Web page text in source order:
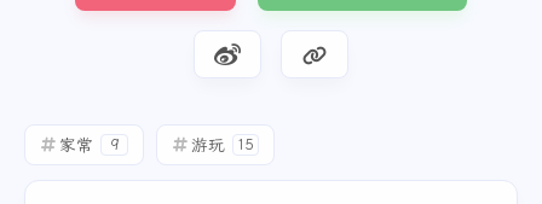
家常 9 游玩 15